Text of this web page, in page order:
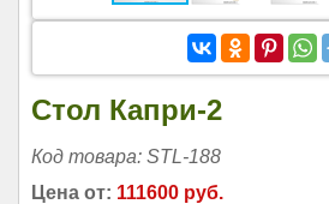
Стол Капри-2
Код товара: STL-188
Цена от: 111600 руб.